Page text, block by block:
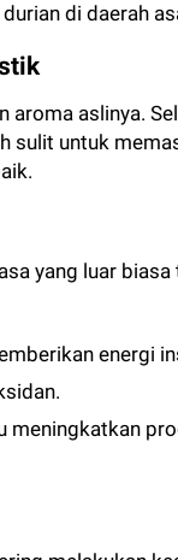
di daerah
aslinya.
sulit untuk
yang luar
energi